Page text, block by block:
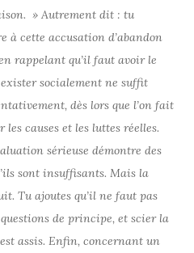
» Autrement dit : tu
à cette accusation d’abandon
rappelant qu’il faut avoir le
socialement ne suffit
dès lors que l’on fait
les causes et les luttes réelles.
sérieuse démontre des
sont insuffisants. Mais la
Tu ajoutes qu’il ne faut pas
de principe, et scier la
assis. Enfin, concernant un